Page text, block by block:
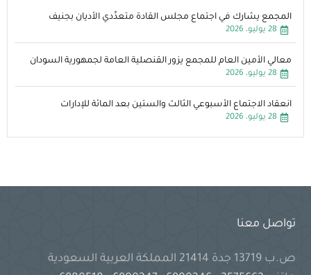
المجمع يشارك في اجتماع مجلس القادة متعدِّدي الأديان بجنيف
28 يوليو، 2026
معالي الأمين العام للمجمع يزور القنصلية العامة لجمهورية السودان
28 يوليو، 2026
انعقاد الاجتماع الأسبوعي الثالث والستين بعد المائة للإدارات
28 يوليو، 2026
تواصل معنا
ص.ب 13719 جدة 21414 المملكة العربية السعودية